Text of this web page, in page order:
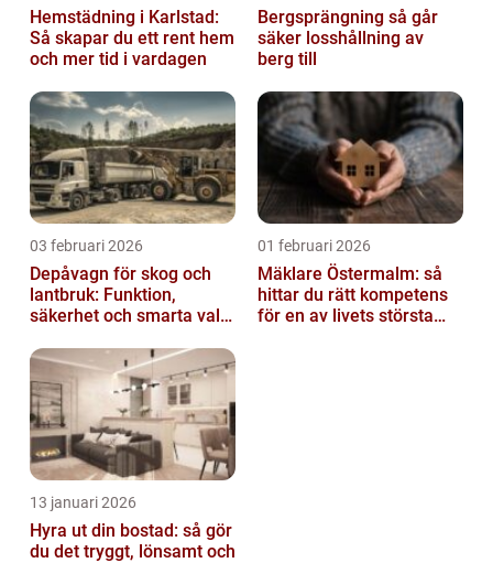
Hemstädning i Karlstad:
Så skapar du ett rent hem
och mer tid i vardagen
Bergsprängning så går
säker losshållning av
berg till
03 februari 2026
Depåvagn för skog och
lantbruk: Funktion,
säkerhet och smarta val
01 februari 2026
Mäklare Östermalm: så
hittar du rätt kompetens
för en av livets största
13 januari 2026
Hyra ut din bostad: så gör
du det tryggt, lönsamt och